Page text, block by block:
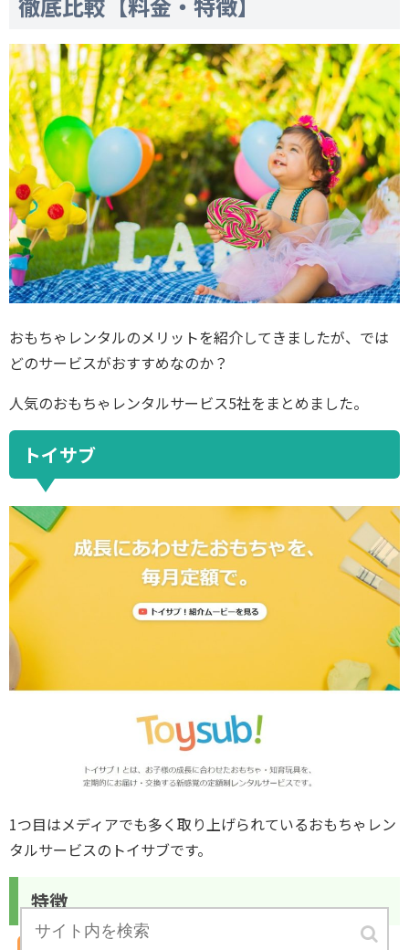
おもちゃレンタルのメリットを紹介してきましたが、では
どのサービスがおすすめなのか？
人気のおもちゃレンタルサービス5社をまとめました。
トイサブ
1つ目はメディアでも多く取り上げられているおもちゃレン
タルサービスのトイサブです。
特徴